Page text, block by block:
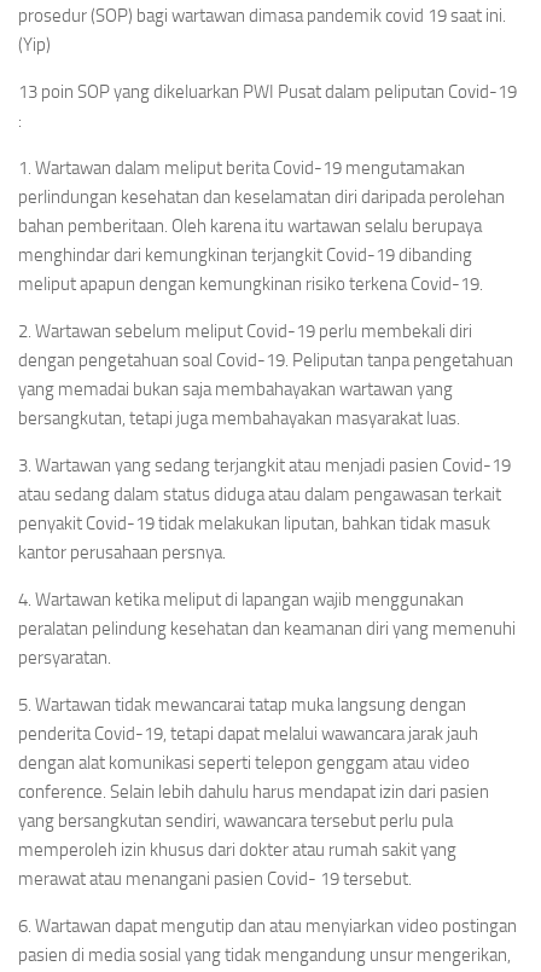
prosedur (SOP) bagi wartawan dimasa pandemik covid 19 saat ini.
(Yip)
13 poin SOP yang dikeluarkan PWI Pusat dalam peliputan Covid-19
:
1. Wartawan dalam meliput berita Covid-19 mengutamakan
perlindungan kesehatan dan keselamatan diri daripada perolehan
bahan pemberitaan. Oleh karena itu wartawan selalu berupaya
menghindar dari kemungkinan terjangkit Covid-19 dibanding
meliput apapun dengan kemungkinan risiko terkena Covid-19.
2. Wartawan sebelum meliput Covid-19 perlu membekali diri
dengan pengetahuan soal Covid-19. Peliputan tanpa pengetahuan
yang memadai bukan saja membahayakan wartawan yang
bersangkutan, tetapi juga membahayakan masyarakat luas.
3. Wartawan yang sedang terjangkit atau menjadi pasien Covid-19
atau sedang dalam status diduga atau dalam pengawasan terkait
penyakit Covid-19 tidak melakukan liputan, bahkan tidak masuk
kantor perusahaan persnya.
4. Wartawan ketika meliput di lapangan wajib menggunakan
peralatan pelindung kesehatan dan keamanan diri yang memenuhi
persyaratan.
5. Wartawan tidak mewancarai tatap muka langsung dengan
penderita Covid-19, tetapi dapat melalui wawancara jarak jauh
dengan alat komunikasi seperti telepon genggam atau video
conference. Selain lebih dahulu harus mendapat izin dari pasien
yang bersangkutan sendiri, wawancara tersebut perlu pula
memperoleh izin khusus dari dokter atau rumah sakit yang
merawat atau menangani pasien Covid- 19 tersebut.
6. Wartawan dapat mengutip dan atau menyiarkan video postingan
pasien di media sosial yang tidak mengandung unsur mengerikan,